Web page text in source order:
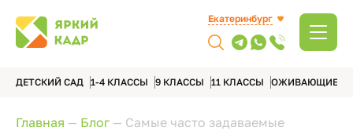
Екатеринбург
ДЕТСКИЙ САД 1-4 КЛАССЫ 9 КЛАССЫ 11 КЛАССЫ ОЖИВАЮЩИЕ
Главная — Блог — Самые часто задаваемые